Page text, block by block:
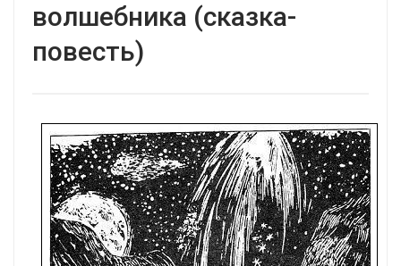
волшебника (сказка-
повесть)